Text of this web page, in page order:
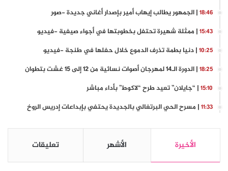
18:46 | الجمهور يطالب إيهاب أمير بإصدار أغاني جديدة -صور
15:43 | ممثلة شهيرة تحتفل بخطوبتها في أجواء صيفية -فيديو
10:25 | دنيا بطمة تذرف الدموع خلال حفلها في طنجة -فيديو
18:25 | الدورة الـ14 لمهرجان أصوات نسائية من 12 إلى 15 غشت بتطوان
15:10 | “جايلان” تعيد طرح “لاكوط” بأداء مباشر
11:33 | مسرح الحي البرتغالي بالجديدة يحتفي بإبداعات إدريس الروخ
الأخيرة الأشهر تعليقات